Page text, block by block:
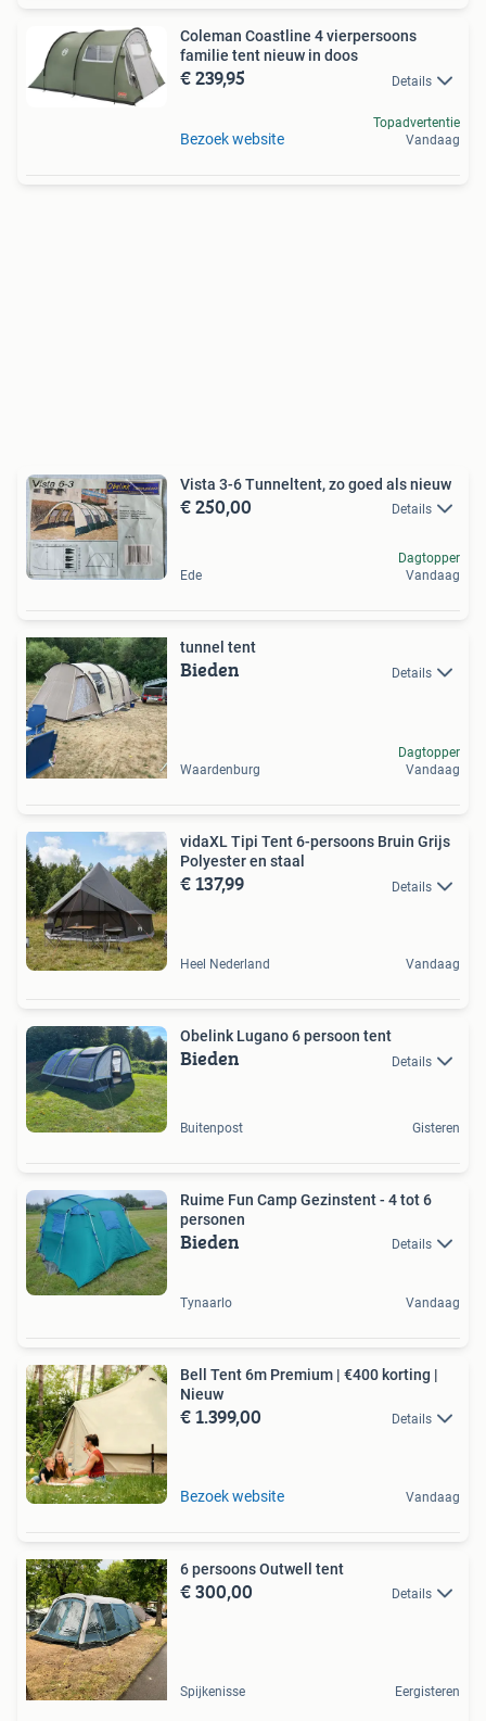
Coleman Coastline 4 vierpersoons
familie tent nieuw in doos
€ 239,95 Details
Bezoek website
Topadvertentie
Vandaag
Vista 3-6 Tunneltent, zo goed als nieuw
€ 250,00 Details
Ede
Dagtopper
Vandaag
tunnel tent
Bieden Details
Waardenburg
Dagtopper
Vandaag
vidaXL Tipi Tent 6-persoons Bruin Grijs
Polyester en staal
€ 137,99 Details
Heel Nederland Vandaag
Obelink Lugano 6 persoon tent
Bieden Details
Buitenpost Gisteren
Ruime Fun Camp Gezinstent - 4 tot 6
personen
Bieden Details
Tynaarlo Vandaag
Bell Tent 6m Premium | €400 korting |
Nieuw
€ 1.399,00 Details
Bezoek website Vandaag
6 persoons Outwell tent
€ 300,00 Details
Spijkenisse Eergisteren